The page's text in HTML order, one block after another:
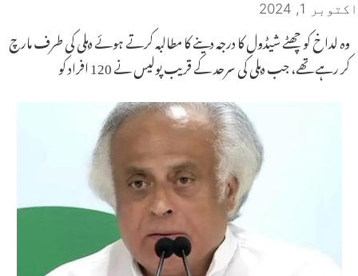
اکتوبر 1, 2024
وہ لداخ کو چھٹے شیڈول کا درجہ دینے کا مطالبہ کرتے ہوئے دہلی کی طرف مارچ
کر رہے تھے، جب دہلی کی سرحد کے قریب پولیس نے 120 افراد کو